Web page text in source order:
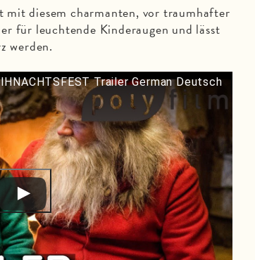
mit diesem charmanten, vor traumhafter
für leuchtende Kinderaugen und lässt
werden.
Trailer German Deutsch